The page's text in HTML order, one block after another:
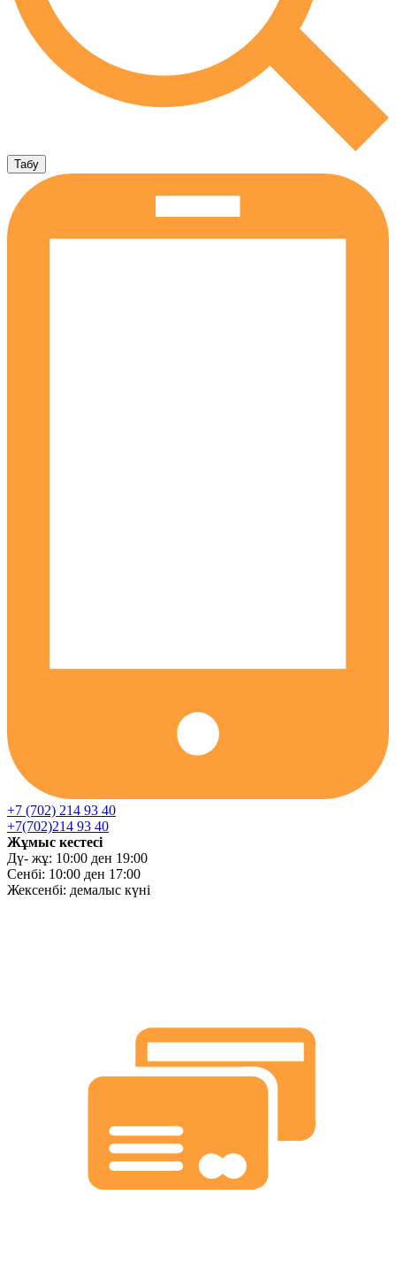
+7 (702) 214 93 40
+7(702)214 93 40
Жұмыс кестесі
Дү- жұ: 10:00 ден 19:00
Сенбі: 10:00 ден 17:00
Жексенбі: демалыс күні